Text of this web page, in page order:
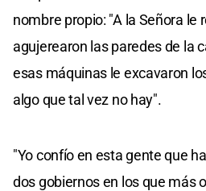
nombre propio: "A la Señora le
agujerearon las paredes de la
esas máquinas le excavaron
algo que tal vez no hay".
"Yo confío en esta gente que
dos gobiernos en los que más